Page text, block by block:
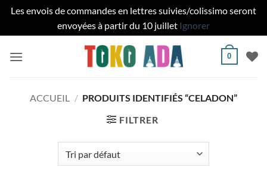
Les envois de commandes en lettres suivies/colissimo seront
envoyées à partir du 10 juillet Ignorer
0
ACCUEIL / PRODUITS IDENTIFIÉS “CELADON”
FILTRER